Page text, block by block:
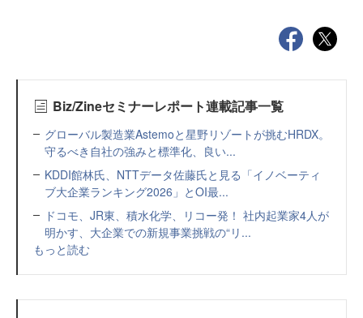
Biz/Zineセミナーレポート連載記事一覧
グローバル製造業Astemoと星野リゾートが挑むHRDX。
守るべき自社の強みと標準化、良い...
KDDI館林氏、NTTデータ佐藤氏と見る「イノベーティ
ブ大企業ランキング2026」とOI最...
ドコモ、JR東、積水化学、リコー発！ 社内起業家4人が
明かす、大企業での新規事業挑戦の“リ...
もっと読む